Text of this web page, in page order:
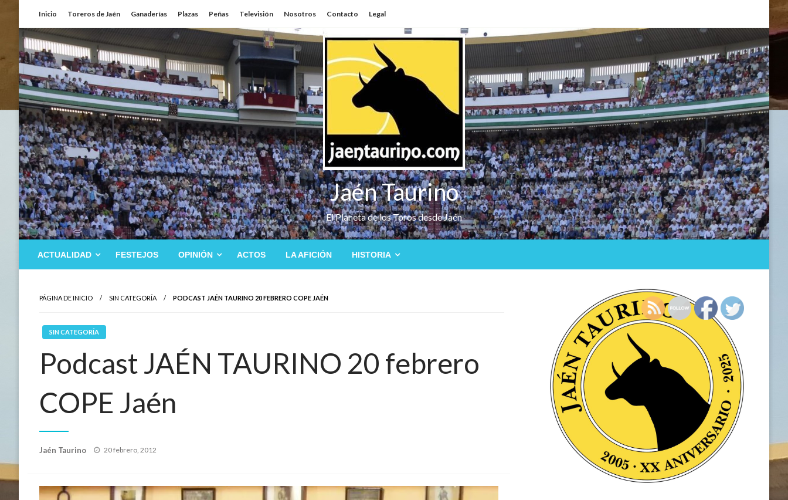
contenido
Inicio Toreros de Jaén Ganaderías Plazas Peñas Televisión Nosotros Contacto Legal
Jaén Taurino
El Planeta de los Toros desde Jaén
ACTUALIDAD FESTEJOS OPINIÓN ACTOS LA AFICIÓN HISTORIA
PÁGINA DE INICIO SIN CATEGORÍA PODCAST JAÉN TAURINO 20 FEBRERO COPE JAÉN
SIN CATEGORÍA
Podcast JAÉN TAURINO 20 febrero
COPE Jaén
Jaén Taurino
Publicado
20 febrero, 2012